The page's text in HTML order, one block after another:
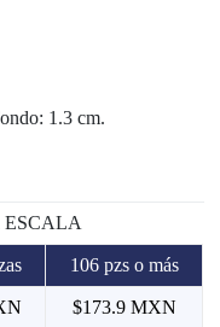
1.3 cm.
ESCALA
106 pzs o más
$173.9 MXN